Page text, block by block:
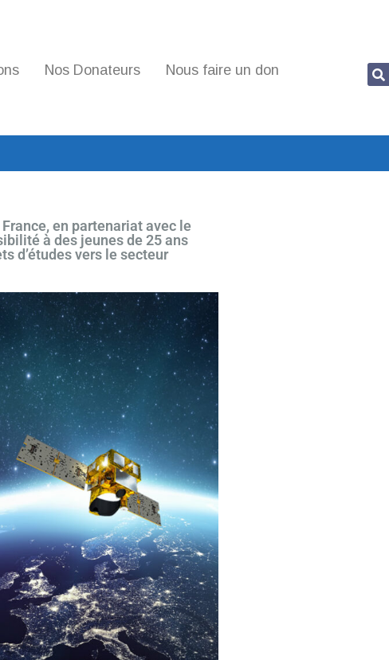
Nos Donateurs
Nous faire un don
en partenariat avec le
à des jeunes de 25 ans
d’études vers le secteur